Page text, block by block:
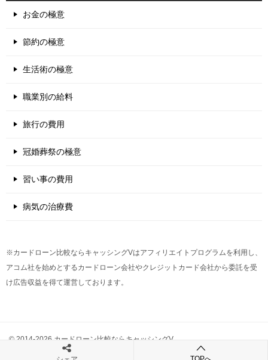
お金の極意
節約の極意
生活術の極意
職業別の給料
旅行の費用
冠婚葬祭の極意
習い事の費用
病気の治療費
※カードローン比較ならキャッシングVはアフィリエイトプログラムを利用し、
アコム社を始めとするカードローン会社やクレジットカード会社から委託を受
け広告収益を得て運営しております。
© 2014-2026 カードローン比較ならキャッシングV